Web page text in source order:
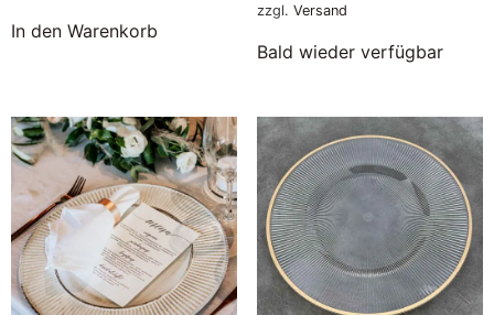
In den Warenkorb
zzgl. Versand
Bald wieder verfügbar